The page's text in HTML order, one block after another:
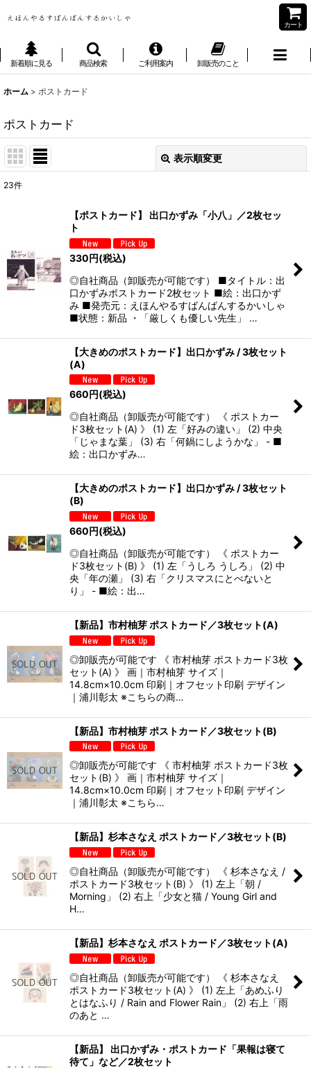
カート
新着順に見る 商品検索 ご利用案内 卸販売のこと
ホーム > ポストカード
ポストカード
表示順変更
絞り込む
23件
【ポストカード】 出口かずみ「小八」／2枚セッ
ト
330円(税込)
◎自社商品（卸販売が可能です） ■タイトル：出
口かずみポストカード2枚セット ■絵：出口かず
み ■発売元：えほんやるすばんばんするかいしゃ
■状態：新品 ・「厳しくも優しい先生」 …
【大きめのポストカード】出口かずみ / 3枚セット
(A)
660円(税込)
◎自社商品（卸販売が可能です） 《 ポストカー
ド3枚セット(A) 》 (1) 左「好みの違い」 (2) 中央
「じゃまな葉」 (3) 右「何鍋にしようかな」 - ■
絵：出口かずみ…
【大きめのポストカード】出口かずみ / 3枚セット
(B)
660円(税込)
◎自社商品（卸販売が可能です） 《 ポストカー
ド3枚セット(B) 》 (1) 左「うしろ うしろ」 (2) 中
央「年の瀬」 (3) 右「クリスマスにとべないと
り」 - ■絵：出…
【新品】市村柚芽 ポストカード／3枚セット(A)
◎卸販売が可能です 《 市村柚芽 ポストカード3枚
セット(A) 》 画｜市村柚芽 サイズ｜
14.8cm×10.0cm 印刷｜オフセット印刷 デザイン
｜浦川彰太 ※こちらの商…
【新品】市村柚芽 ポストカード／3枚セット(B)
◎卸販売が可能です 《 市村柚芽 ポストカード3枚
セット(B) 》 画｜市村柚芽 サイズ｜
14.8cm×10.0cm 印刷｜オフセット印刷 デザイン
｜浦川彰太 ※こちら…
【新品】杉本さなえ ポストカード／3枚セット(B)
◎自社商品（卸販売が可能です） 《 杉本さなえ /
ポストカード3枚セット(B) 》 (1) 左上「朝 /
Morning」 (2) 右上「少女と猫 / Young Girl and
H…
【新品】杉本さなえ ポストカード／3枚セット(A)
◎自社商品（卸販売が可能です） 《 杉本さなえ
ポストカード3枚セット(A) 》 (1) 左上「あめふり
とはなふり / Rain and Flower Rain」 (2) 右上「雨
のあと …
【新品】 出口かずみ・ポストカード「果報は寝て
待て」など／2枚セット